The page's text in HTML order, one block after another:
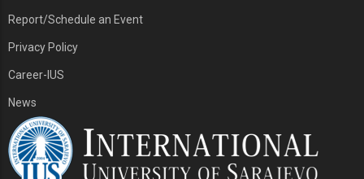
Report/Schedule an Event
Privacy Policy
Career-IUS
News